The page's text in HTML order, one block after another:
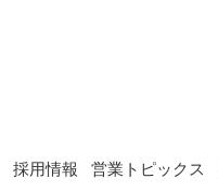
採用情報 営業トピックス